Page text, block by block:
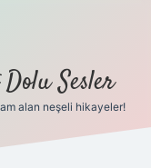
Sesler
alan neşeli hikayeler!